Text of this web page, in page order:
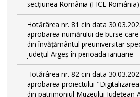
secțiunea România (FICE România)
Hotărârea nr. 81 din data
aprobarea numărului de burse
din învățământul preuniversitar
județul Argeș în perioada ianuarie -
Hotărârea nr. 82 din data
aprobarea proiectului
din patrimoniul Muzeului Județean